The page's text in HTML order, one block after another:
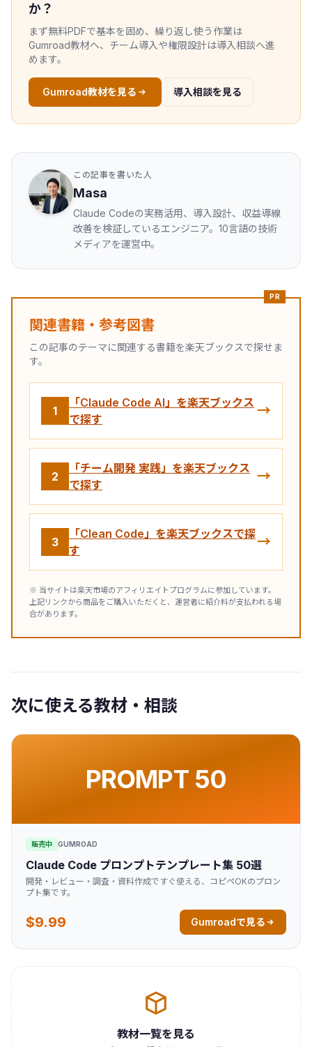
か？
まず無料PDFで基本を固め、繰り返し使う作業は
Gumroad教材へ、チーム導入や権限設計は導入相談へ進
めます。
Gumroad教材を見る 導入相談を見る
この記事を書いた人
Masa
Claude Codeの実務活用、導入設計、収益導線
改善を検証しているエンジニア。10言語の技術
メディアを運営中。
PR
関連書籍・参考図書
この記事のテーマに関連する書籍を楽天ブックスで探せま
す。
1
「Claude Code AI」を楽天ブックス
で探す
→
2
「チーム開発 実践」を楽天ブックス
で探す
→
3
「Clean Code」を楽天ブックスで探
す
→
※ 当サイトは楽天市場のアフィリエイトプログラムに参加しています。
上記リンクから商品をご購入いただくと、運営者に紹介料が支払われる場
合があります。
次に使える教材・相談
PROMPT 50
販売中 GUMROAD
Claude Code プロンプトテンプレート集 50選
開発・レビュー・調査・資料作成ですぐ使える、コピペOKのプロン
プト集です。
$9.99 Gumroadで見る
教材一覧を見る